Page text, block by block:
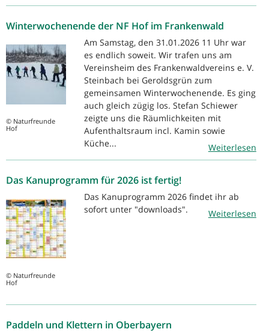
Winterwochenende der NF Hof im Frankenwald
© Naturfreunde
Hof
Am Samstag, den 31.01.2026 11 Uhr war
es endlich soweit. Wir trafen uns am
Vereinsheim des Frankenwaldvereins e. V.
Steinbach bei Geroldsgrün zum
gemeinsamen Winterwochenende. Es ging
auch gleich zügig los. Stefan Schiewer
zeigte uns die Räumlichkeiten mit
Aufenthaltsraum incl. Kamin sowie
Küche...
Weiterlesen
Das Kanuprogramm für 2026 ist fertig!
© Naturfreunde
Hof
Das Kanuprogramm 2026 findet ihr ab
sofort unter "downloads".
Weiterlesen
Paddeln und Klettern in Oberbayern